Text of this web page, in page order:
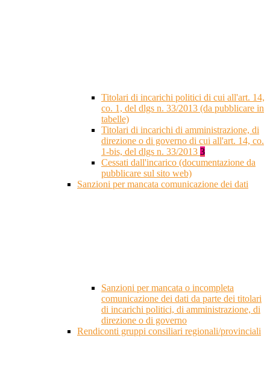
Titolari di incarichi politici di cui all'art. 14,
co. 1, del dlgs n. 33/2013 (da pubblicare in
tabelle)
Titolari di incarichi di amministrazione, di
direzione o di governo di cui all'art. 14, co.
1-bis, del dlgs n. 33/2013 3
Cessati dall'incarico (documentazione da
pubblicare sul sito web)
Sanzioni per mancata comunicazione dei dati
Sanzioni per mancata o incompleta
comunicazione dei dati da parte dei titolari
di incarichi politici, di amministrazione, di
direzione o di governo
Rendiconti gruppi consiliari regionali/provinciali